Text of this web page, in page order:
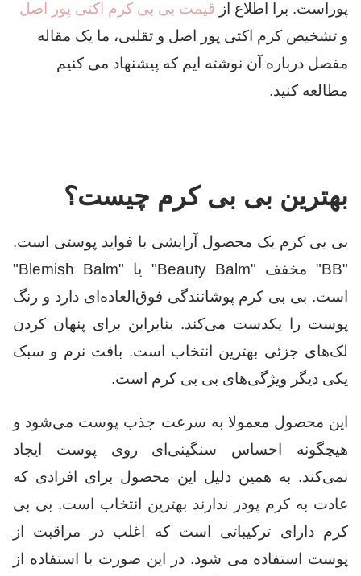
پوراست. برا اطلاع از قیمت بی بی کرم اکتی پور اصل
و تشخیص کرم اکتی پور اصل و تقلبی، ما یک مقاله
مفصل درباره آن نوشته ایم که پیشنهاد می کنیم
مطالعه کنید.
بهترین بی بی کرم چیست؟
بی بی کرم یک محصول آرایشی با فواید پوستی است.
"BB" مخفف "Beauty Balm" یا "Blemish Balm"
است. بی بی کرم پوشانندگی فوق‌العاده‌ای دارد و رنگ
پوست را یکدست می‌کند. بنابراین برای پنهان کردن
لک‌های جزئی بهترین انتخاب است. بافت نرم و سبک
یکی دیگر ویژگی‌های بی بی کرم است.
این محصول معمولا به سرعت جذب پوست می‌شود و
هیچگونه احساس سنگینی‌ای روی پوست ایجاد
نمی‌کند. به همین دلیل این محصول برای افرادی که
عادت به کرم پودر ندارند بهترین انتخاب است. بی بی
کرم دارای ترکیباتی است که اغلب در مراقبت از
پوست استفاده می شود. در این صورت با استفاده از